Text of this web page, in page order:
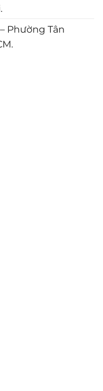
Phường Tân